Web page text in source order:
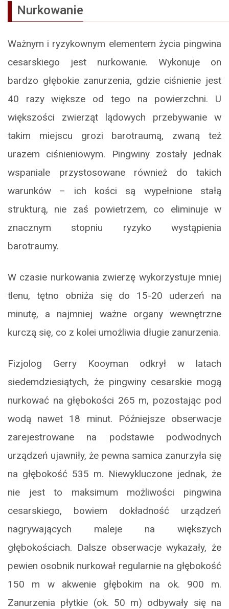
Nurkowanie
Ważnym i ryzykownym elementem życia pingwina
cesarskiego jest nurkowanie. Wykonuje on
bardzo głębokie zanurzenia, gdzie ciśnienie jest
40 razy większe od tego na powierzchni. U
większości zwierząt lądowych przebywanie w
takim miejscu grozi barotraumą, zwaną też
urazem ciśnieniowym. Pingwiny zostały jednak
wspaniale przystosowane również do takich
warunków – ich kości są wypełnione stałą
strukturą, nie zaś powietrzem, co eliminuje w
znacznym stopniu ryzyko wystąpienia
barotraumy.
W czasie nurkowania zwierzę wykorzystuje mniej
tlenu, tętno obniża się do 15-20 uderzeń na
minutę, a najmniej ważne organy wewnętrzne
kurczą się, co z kolei umożliwia długie zanurzenia.
Fizjolog Gerry Kooyman odkrył w latach
siedemdziesiątych, że pingwiny cesarskie mogą
nurkować na głębokości 265 m, pozostając pod
wodą nawet 18 minut. Późniejsze obserwacje
zarejestrowane na podstawie podwodnych
urządzeń ujawniły, że pewna samica zanurzyła się
na głębokość 535 m. Niewykluczone jednak, że
nie jest to maksimum możliwości pingwina
cesarskiego, bowiem dokładność urządzeń
nagrywających maleje na większych
głębokościach. Dalsze obserwacje wykazały, że
pewien osobnik nurkował regularnie na głębokość
150 m w akwenie głębokim na ok. 900 m.
Zanurzenia płytkie (ok. 50 m) odbywały się na